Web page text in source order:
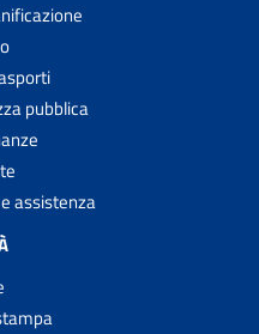
pubblica
assistenza